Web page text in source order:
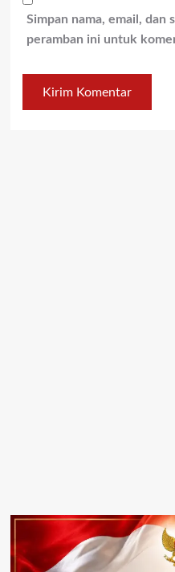
Simpan nama, email, dan
peramban ini untuk